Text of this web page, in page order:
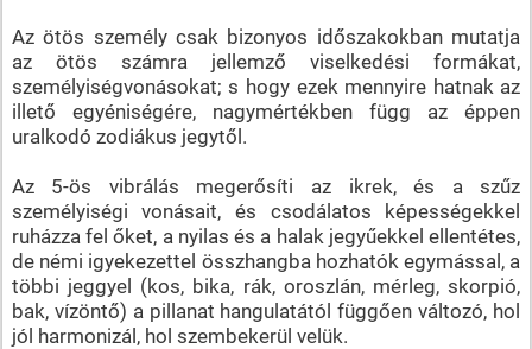
Az ötös személy csak bizonyos időszakokban mutatja
az ötös számra jellemző viselkedési formákat,
személyiségvonásokat; s hogy ezek mennyire hatnak az
illető egyéniségére, nagymértékben függ az éppen
uralkodó zodiákus jegytől.
Az 5-ös vibrálás megerősíti az ikrek, és a szűz
személyiségi vonásait, és csodálatos képességekkel
ruházza fel őket, a nyilas és a halak jegyűekkel ellentétes,
de némi igyekezettel összhangba hozhatók egymással, a
többi jeggyel (kos, bika, rák, oroszlán, mérleg, skorpió,
bak, vízöntő) a pillanat hangulatától függően változó, hol
jól harmonizál, hol szembekerül velük.